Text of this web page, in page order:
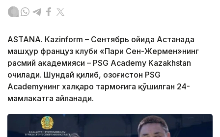
ASTANА. Кazinform – Сентябрь ойида Астанада
машҳур француз клуби «Пари Сен-Жермен»нинг
расмий академияси – PSG Academy Kazakhstan
очилади. Шундай қилиб, Қозоғистон PSG
Academyнинг халқаро тармоғига қўшилган 24-
мамлакатга айланади.